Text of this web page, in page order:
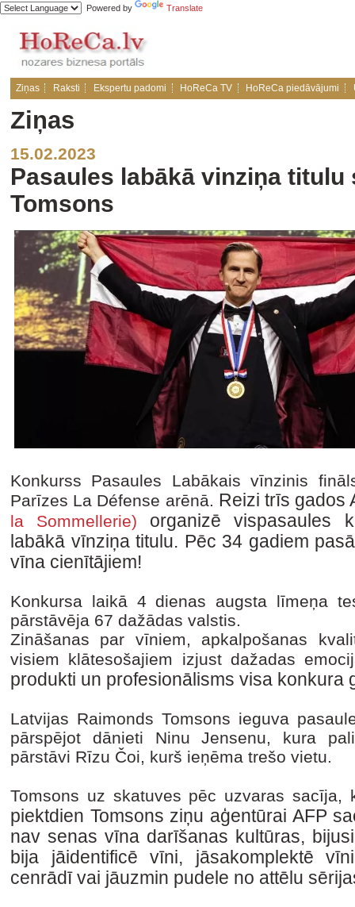
Powered by Translate
Ziņas Raksti Ekspertu padomi HoReCa TV HoReCa piedāvājumi
Ziņas
15.02.2023
Pasaules labākā vinziņa titulu
Tomsons
Konkurss Pasaules Labākais vīnzinis
Parīzes La Défense arēnā. Reizi trīs gados
la Sommellerie) organizē vispasaules
labākā vīnziņa titulu. Pēc 34 gadiem
vīna cienītājiem!
Konkursa laikā 4 dienas augsta līmeņa
pārstāvēja 67 dažādas valstis.
Zināšanas par vīniem, apkalpošanas
visiem klātesošajiem izjust dažadas
produkti un profesionālisms visa konkura
Latvijas Raimonds Tomsons ieguva
pārspējot dānieti Ninu Jensenu, kura
pārstāvi Rīzu Čoi, kurš ieņēma trešo vietu.
Tomsons uz skatuves pēc uzvaras
piektdien Tomsons ziņu aģentūrai AFP
nav senas vīna darīšanas kultūras,
bija jāidentificē vīni, jāsakomplektē
cenrādī vai jāuzmin pudele no attēlu